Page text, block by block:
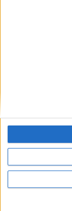
Y como regalo de
gratis una copia
primer año de